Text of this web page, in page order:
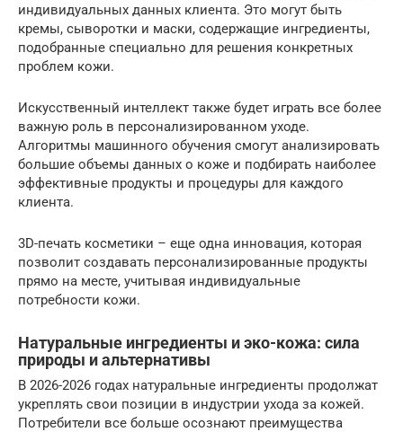
индивидуальных данных клиента. Это могут быть
кремы, сыворотки и маски, содержащие ингредиенты,
подобранные специально для решения конкретных
проблем кожи.
Искусственный интеллект также будет играть все более
важную роль в персонализированном уходе.
Алгоритмы машинного обучения смогут анализировать
большие объемы данных о коже и подбирать наиболее
эффективные продукты и процедуры для каждого
клиента.
3D-печать косметики – еще одна инновация, которая
позволит создавать персонализированные продукты
прямо на месте, учитывая индивидуальные
потребности кожи.
Натуральные ингредиенты и эко-кожа: сила
природы и альтернативы
В 2026-2026 годах натуральные ингредиенты продолжат
укреплять свои позиции в индустрии ухода за кожей.
Потребители все больше осознают преимущества